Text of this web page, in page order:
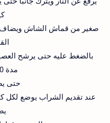
بالضغط عليه حتى يرشح
مدة 10 دقائق
حتى
عند تقديم الشراب يوضع